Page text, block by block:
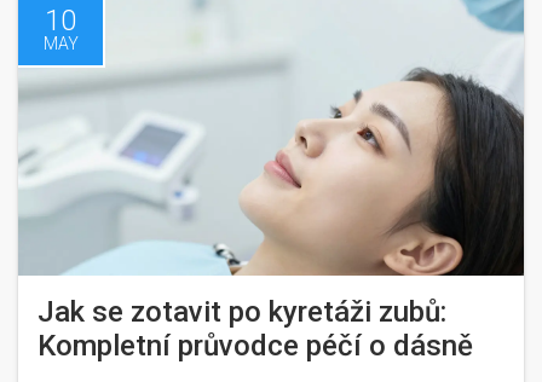
10
MAY
Jak se zotavit po kyretáži zubů:
Kompletní průvodce péčí o dásně